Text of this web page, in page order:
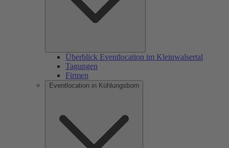
Überblick Eventlocation im Kleinwalsertal
Tagungen
Firmen
Eventlocation in Kühlungsborn